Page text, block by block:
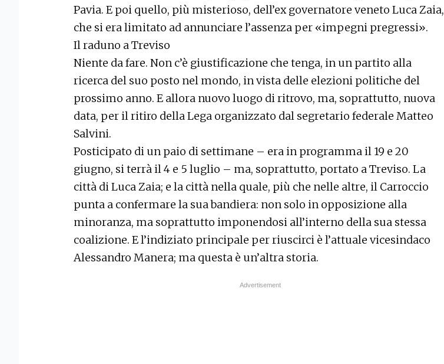
Pavia. E poi quello, più misterioso, dell’ex governatore veneto Luca Zaia,
che si era limitato ad annunciare l’assenza per «impegni pregressi».
Il raduno a Treviso
Niente da fare. Non c’è giustificazione che tenga, in un partito alla
ricerca del suo posto nel mondo, in vista delle elezioni politiche del
prossimo anno. E allora nuovo luogo di ritrovo, ma, soprattutto, nuova
data, per il ritiro della Lega organizzato dal segretario federale Matteo
Salvini.
Posticipato di un paio di settimane – era in programma il 19 e 20
giugno, si terrà il 4 e 5 luglio – ma, soprattutto, portato a Treviso. La
città di Luca Zaia; e la città nella quale, più che nelle altre, il Carroccio
punta a confermare la sua bandiera: non solo in opposizione alla
minoranza, ma soprattutto imponendosi all’interno della sua stessa
coalizione. E l’indiziato principale per riuscirci è l’attuale vicesindaco
Alessandro Manera; ma questa è un’altra storia.